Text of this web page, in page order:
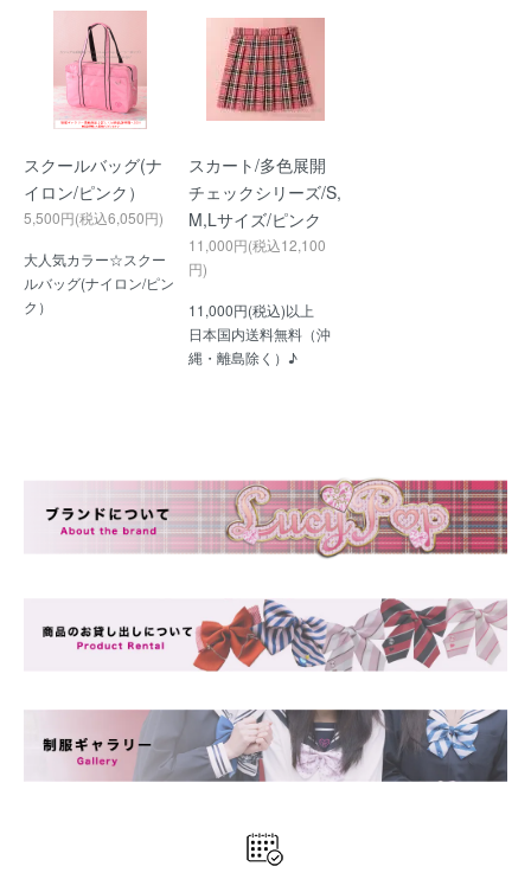
スクールバッグ(ナ
イロン/ピンク）
5,500円(税込6,050円)
大人気カラー☆スクー
ルバッグ(ナイロン/ピン
ク）
スカート/多色展開
チェックシリーズ/S,
M,Lサイズ/ピンク
11,000円(税込12,100
円)
11,000円(税込)以上
日本国内送料無料（沖
縄・離島除く）♪